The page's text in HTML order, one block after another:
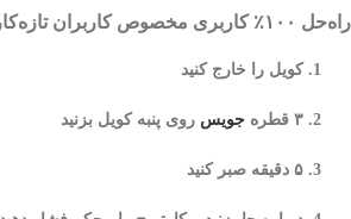
راه‌حل ۱۰۰٪ کاربری مخصوص کاربران تازه‌کار:
کویل را خارج کنید
۳ قطره جویس روی پنبه کویل بزنید
۵ دقیقه صبر کنید